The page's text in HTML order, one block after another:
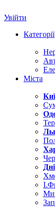
Увійти
Категорії
Міста